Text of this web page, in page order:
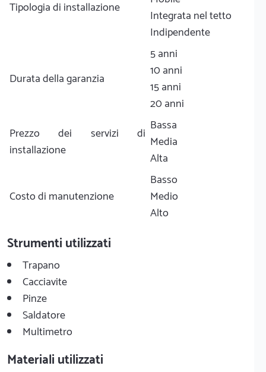
Tipologia di installazione
Integrata nel tetto
Indipendente
Durata della garanzia
5 anni
10 anni
15 anni
20 anni
Prezzo dei servizi di
installazione
Bassa
Media
Alta
Costo di manutenzione
Basso
Medio
Alto
Strumenti utilizzati
Trapano
Cacciavite
Pinze
Saldatore
Multimetro
Materiali utilizzati